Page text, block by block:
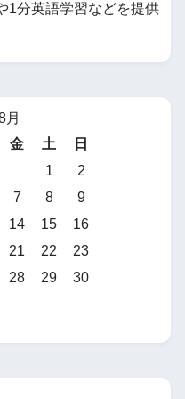
1分英語学習などを提供
月
金 土
日
1
2
7 8
9
14 15
16
21 22
23
28 29
30